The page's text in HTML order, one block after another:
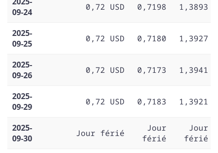
09-24
0,72 USD 0,7198 1,3893
2025-
09-25
0,72 USD 0,7180 1,3927
2025-
09-26
0,72 USD 0,7173 1,3941
2025-
09-29
0,72 USD 0,7183 1,3921
2025-
09-30
Jour férié
Jour
férié
Jour
férié